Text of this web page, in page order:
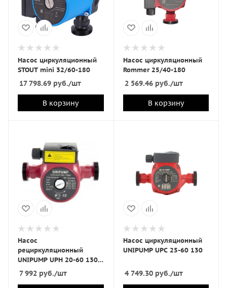
Насос циркуляционный
STOUT mini 32/60-180
17 798.69 руб./шт
В корзину
Насос циркуляционный
Rommer 25/40-180
2 569.46руб./шт
В корзину
Насос
рециркуляционный
UNIPUMP UPH 20-60 130
(для ГВС)
7 992 руб./шт
Насос циркуляционный
UNIPUMP UPC 25-60 130
4 749.30руб./шт